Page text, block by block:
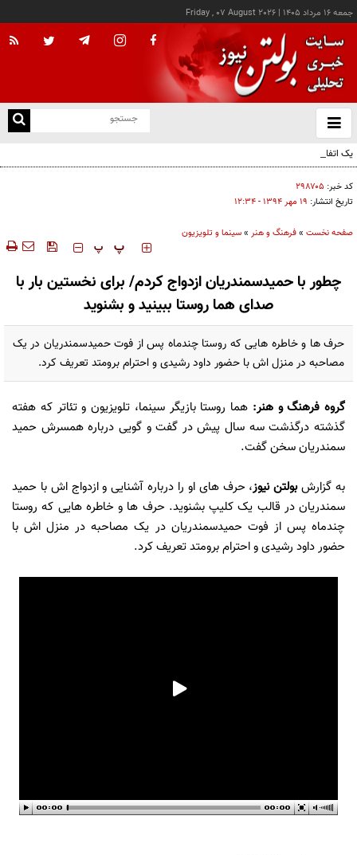
جمعه ۱۶ مرداد ۱۴۰۵ |
Friday , 07 August 2026
باز
و
یک اتفاق عجیب در «لوور»
کد خبر: ۲۹۸۷۰۵
تاریخ انتشار: ۱۹ مهر ۱۳۹۴ - ۱۲:۳۴
صفحه نخست »فرهنگ و هنر »سینما و تلویزیون
‍‍‍ پ پ
چطور با حمیدسمندریان ازدواج کردم/ برای نخستین بار با
صدای هما روستا ببینید و بشنوید
حرف ها و خاطره هایی که روستا چندماه پس از فوت حمیدسمندریان در یک
مصاحبه در منزل اش با حضور داود رشیدی و احترام برومتد تعریف کرد.
گروه فرهنگ و هنر: هما روستا بازیگر سینما، تلویزیون و تئاتر که هفته
گذشته درگذشت سه سال پیش در گفت و گویی درباره همسرش حمید
سمندریان سخن گفت.
به گزارشبولتن نیوز، حرف های او را درباره آشنایی و ازدواج اش با حمید
سمندریان در قالب یک کلیپ بشنوید. حرف ها و خاطره هایی که روستا
چندماه پس از فوت حمیدسمندریان در یک مصاحبه در منزل اش با
حضور داود رشیدی و احترام برومتد تعریف کرد.